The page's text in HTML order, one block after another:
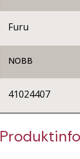
Furu
NOBB
41024407